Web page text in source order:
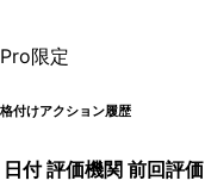
Pro限定
格付けアクション履歴
日付 評価機関 前回評価